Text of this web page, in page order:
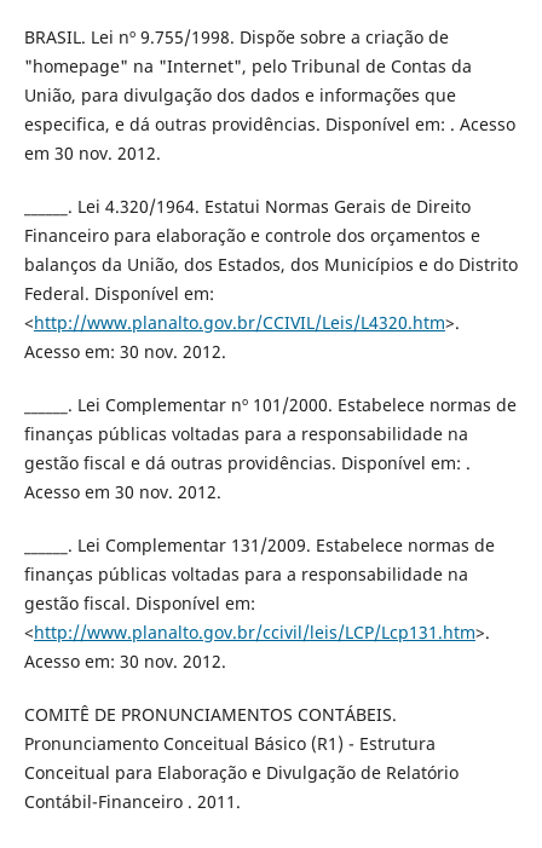
BRASIL. Lei nº 9.755/1998. Dispõe sobre a criação de
"homepage" na "Internet", pelo Tribunal de Contas da
União, para divulgação dos dados e informações que
especifica, e dá outras providências. Disponível em: . Acesso
em 30 nov. 2012.
______. Lei 4.320/1964. Estatui Normas Gerais de Direito
Financeiro para elaboração e controle dos orçamentos e
balanços da União, dos Estados, dos Municípios e do Distrito
Federal. Disponível em:
<http://www.planalto.gov.br/CCIVIL/Leis/L4320.htm>.
Acesso em: 30 nov. 2012.
______. Lei Complementar nº 101/2000. Estabelece normas de
finanças públicas voltadas para a responsabilidade na
gestão fiscal e dá outras providências. Disponível em: .
Acesso em 30 nov. 2012.
______. Lei Complementar 131/2009. Estabelece normas de
finanças públicas voltadas para a responsabilidade na
gestão fiscal. Disponível em:
<http://www.planalto.gov.br/ccivil/leis/LCP/Lcp131.htm>.
Acesso em: 30 nov. 2012.
COMITÊ DE PRONUNCIAMENTOS CONTÁBEIS.
Pronunciamento Conceitual Básico (R1) - Estrutura
Conceitual para Elaboração e Divulgação de Relatório
Contábil-Financeiro . 2011.